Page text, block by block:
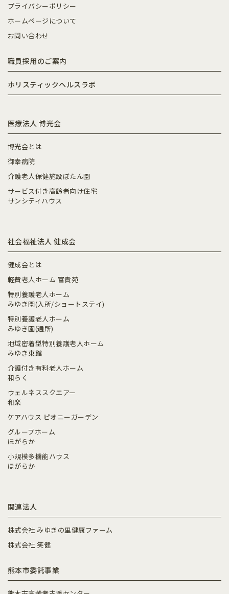
プライバシーポリシー
ホームページについて
お問い合わせ
職員採用のご案内
ホリスティックヘルスラボ
医療法人 博光会
博光会とは
御幸病院
介護老人保健施設ぼたん園
サービス付き高齢者向け住宅
サンシティハウス
社会福祉法人 健成会
健成会とは
軽費老人ホーム 富貴苑
特別養護老人ホーム
みゆき園(入所/ショートステイ)
特別養護老人ホーム
みゆき園(通所)
地域密着型特別養護老人ホーム
みゆき東館
介護付き有料老人ホーム
和らく
ウェルネススクエアー
和楽
ケアハウス ピオニーガーデン
グループホーム
ほがらか
小規模多機能ハウス
ほがらか
関連法人
株式会社 みゆきの里健康ファーム
株式会社 笑健
熊本市委託事業